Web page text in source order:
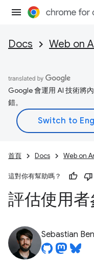
Docs Web on
Google 會運用 AI 技術將
錯。
首頁 Docs Web on
這對你有幫助嗎？
評估使用
Sebastian